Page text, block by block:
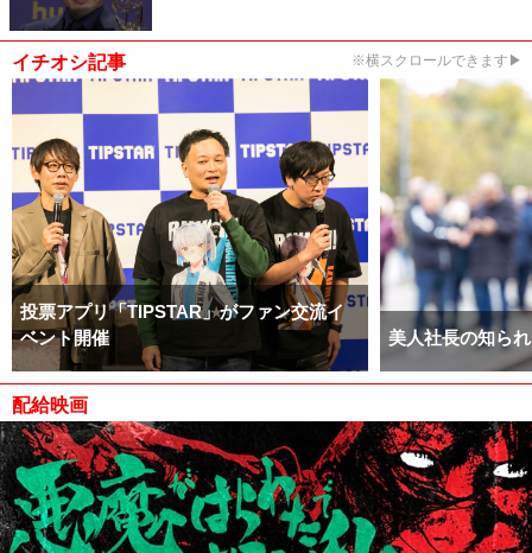
イチオシ記事 ※横スクロールできます▶
投票アプリ「TIPSTAR」がファン交流イ
ベント開催
美人社長の知ら
配給映画